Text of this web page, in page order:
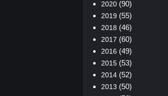
2020(90)
2019 (55)
2018 (46)
2017 (60)
2016 (49)
2015(53)
2014(52)
2013 (50)